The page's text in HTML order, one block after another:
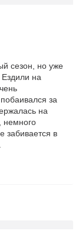
сезон, но уже
Ездили на
за
на
немного
забивается в